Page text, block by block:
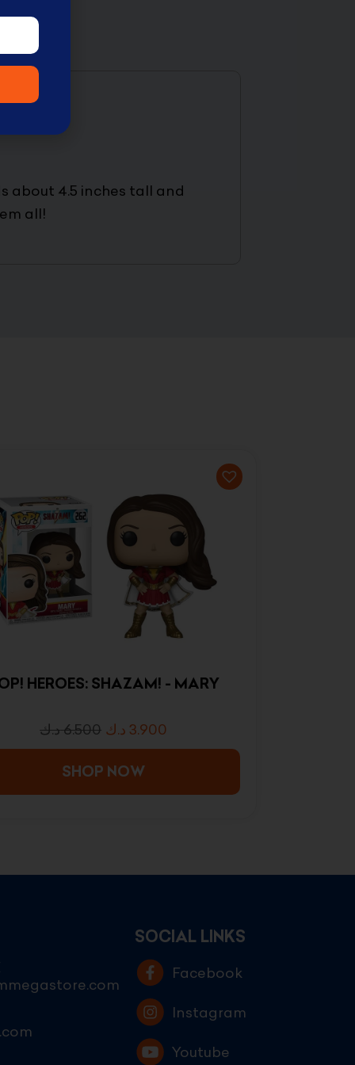
about 4.5 inches tall and
all!
HEROES: SHAZAM! - MARY
6.500د.ك 3.900 د.ك
SHOP NOW
SOCIAL LINKS
Facebook
Instagram
Youtube